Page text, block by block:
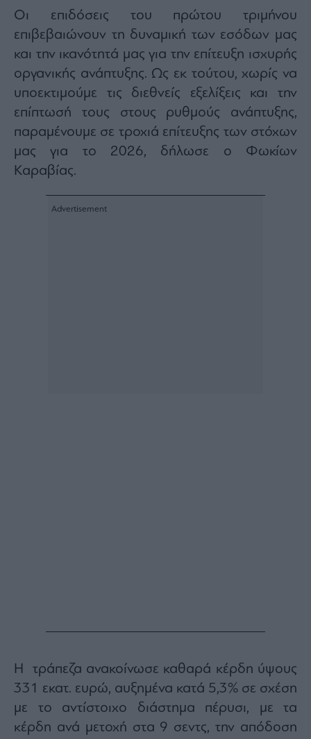
Οι επιδόσεις του πρώτου τριμήνου
επιβεβαιώνουν τη δυναμική των εσόδων μας
και την ικανότητά μας για την επίτευξη ισχυρής
οργανικής ανάπτυξης. Ως εκ τούτου, χωρίς να
υποεκτιμούμε τις διεθνείς εξελίξεις και την
επίπτωσή τους στους ρυθμούς ανάπτυξης,
παραμένουμε σε τροχιά επίτευξης των στόχων
μας για το 2026, δήλωσε ο Φωκίων
Καραβίας.
Η τράπεζα ανακοίνωσε καθαρά κέρδη ύψους
331 εκατ. ευρώ, αυξημένα κατά 5,3% σε σχέση
με το αντίστοιχο διάστημα πέρυσι, με τα
κέρδη ανά μετοχή στα 9 σεντς, την απόδοση